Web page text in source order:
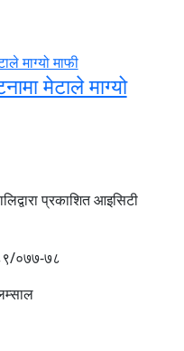
मेटाले माग्यो
प्रकाशित आइसिटी
०७७-७८